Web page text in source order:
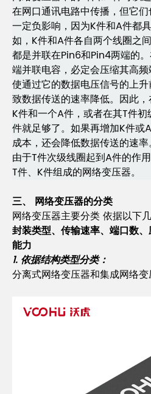
在网口通讯电路中传播，但它
一定负影响，因为K件和A件都
如，K件和A件各自两个线圈之
都是并联在Pin6和Pin4两端的
端并联电容，必定会压缩其高
使通过它的数据电压信号的上
致数据传送的速率降低。因此
K件和一个A件，或者在其T件
件就足够了。如果再增加K件或
成本，还会降低数据传送的速率。
由于T件次级线圈起到A件的作
T件、K件组成的网络变压器。
三、 网络变压器的分类
网络变压器主要分类 依据以下
封装类型、传输速率、端口数
能力
1. 依据结构类型分类：
分离式网络变压器和集成网络